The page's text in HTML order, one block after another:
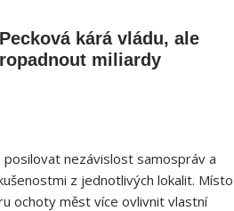
kárá vládu, ale
miliardy
posilovat nezávislost samospráv a
z jednotlivých lokalit. Místo
ochoty měst více ovlivnit vlastní